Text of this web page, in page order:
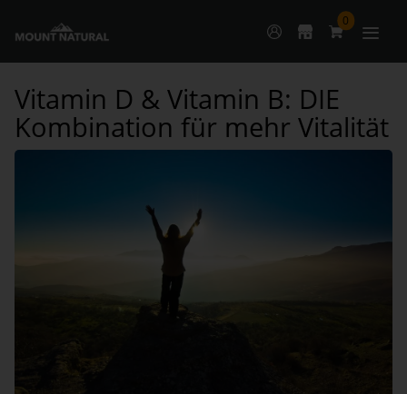
0
Vitamin D & Vitamin B: DIE
Kombination für mehr Vitalität